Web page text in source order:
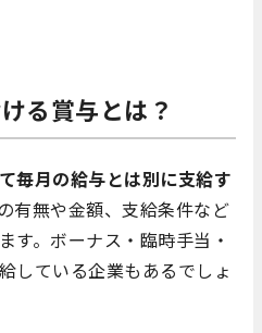
る賞与とは？
毎月の給与とは別に支給す
有無や金額、支給条件など
す。ボーナス・臨時手当・
している企業もあるでしょ